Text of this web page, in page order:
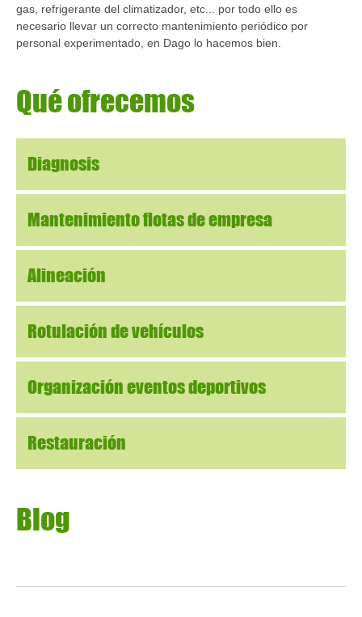
gas, refrigerante del climatizador, etc... por todo ello es
necesario llevar un correcto mantenimiento periódico por
personal experimentado, en Dago lo hacemos bien.
Quéofrecemos
Diagnosis
Mantenimiento flotas de empresa
Alineación
Rotulación de vehículos
Organización eventos deportivos
Restauración
Blog